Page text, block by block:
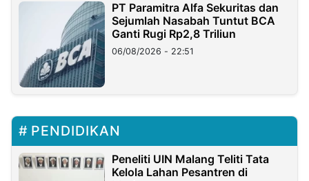
PT Paramitra Alfa Sekuritas dan
Sejumlah Nasabah Tuntut BCA
Ganti Rugi Rp2,8 Triliun
06/08/2026 - 22:51
PENDIDIKAN
Peneliti UIN Malang Teliti Tata
Kelola Lahan Pesantren di